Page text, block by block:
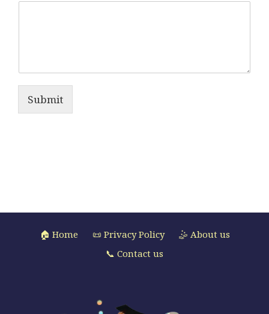
Submit
🏠 Home 📜 Privacy Policy
🤹 About us
📞 Contact us